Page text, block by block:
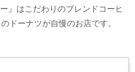
』はこだわりのブレンドコーヒ
ドーナツが自慢のお店です。